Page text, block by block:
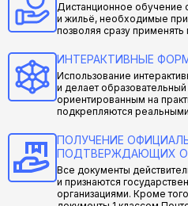
Дистанционное обучение
и жильё, необходимые
позволяя сразу применять
ИНТЕРАКТИВНЫЕ
Использование
и делает
ориентированным на
подкрепляются
ПОЛУЧЕНИЕ
ПОДТВЕРЖДАЮЩИХ
Все документы
и признаются
организациями. Кроме